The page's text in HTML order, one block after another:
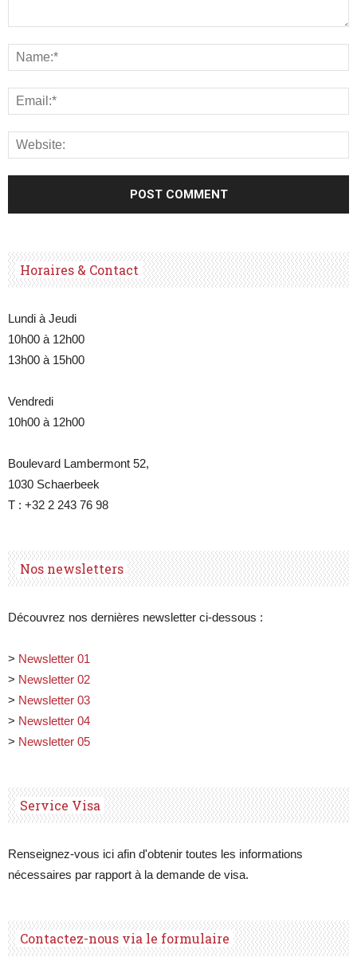
Horaires & Contact
Lundi à Jeudi
10h00 à 12h00
13h00 à 15h00
Vendredi
10h00 à 12h00
Boulevard Lambermont 52,
1030 Schaerbeek
T : +32 2 243 76 98
Nos newsletters
Découvrez nos dernières newsletter ci-dessous :
> Newsletter 01
> Newsletter 02
> Newsletter 03
> Newsletter 04
> Newsletter 05
Service Visa
Renseignez-vous ici afin d'obtenir toutes les informations
nécessaires par rapport à la demande de visa.
Contactez-nous via le formulaire